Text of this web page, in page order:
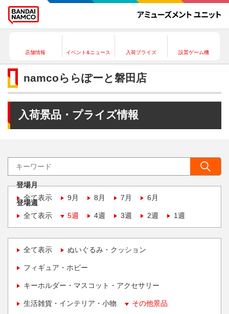
店舗情報 イベント&ニュース 入荷プライズ 設置ゲーム機
namcoららぽーと磐田店
入荷景品・プライズ情報
登場月
全て表示
9月 8月 7月 6月
登場週
全て表示
5週 4週 3週 2週 1週
全て表示 ぬいぐるみ・クッション
フィギュア・ホビー
キーホルダー・マスコット・アクセサリー
生活雑貨・インテリア・小物 その他景品